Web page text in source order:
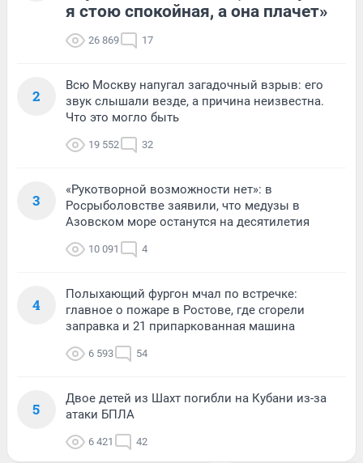
я стою спокойная, а она плачет»
26 869 17
2
Всю Москву напугал загадочный взрыв: его
звук слышали везде, а причина неизвестна.
Что это могло быть
19 552 32
3
«Рукотворной возможности нет»: в
Росрыболовстве заявили, что медузы в
Азовском море останутся на десятилетия
10 091 4
4
Полыхающий фургон мчал по встречке:
главное о пожаре в Ростове, где сгорели
заправка и 21 припаркованная машина
6 593 54
5
Двое детей из Шахт погибли на Кубани из-за
атаки БПЛА
6 421 42